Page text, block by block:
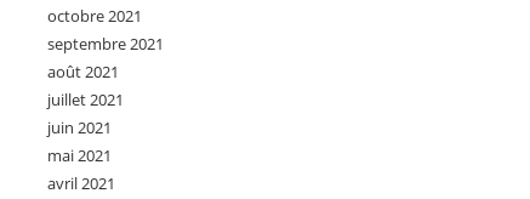
octobre 2021
septembre 2021
août 2021
juillet 2021
juin 2021
mai 2021
avril 2021